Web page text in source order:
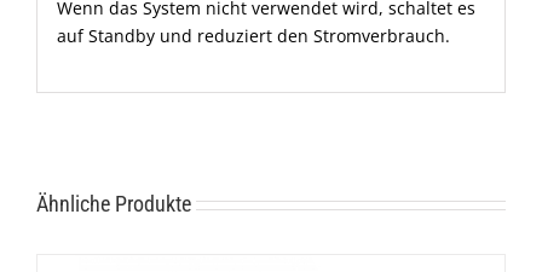
Wenn das System nicht verwendet wird, schaltet es
auf Standby und reduziert den Stromverbrauch.
Ähnliche Produkte